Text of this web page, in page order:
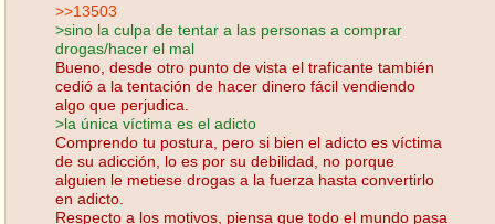
>>13503
>sino la culpa de tentar a las personas a comprar
drogas/hacer el mal
Bueno, desde otro punto de vista el traficante también
cedió a la tentación de hacer dinero fácil vendiendo
algo que perjudica.
>la única víctima es el adicto
Comprendo tu postura, pero si bien el adicto es víctima
de su adicción, lo es por su debilidad, no porque
alguien le metiese drogas a la fuerza hasta convertirlo
en adicto.
Respecto a los motivos, piensa que todo el mundo pasa